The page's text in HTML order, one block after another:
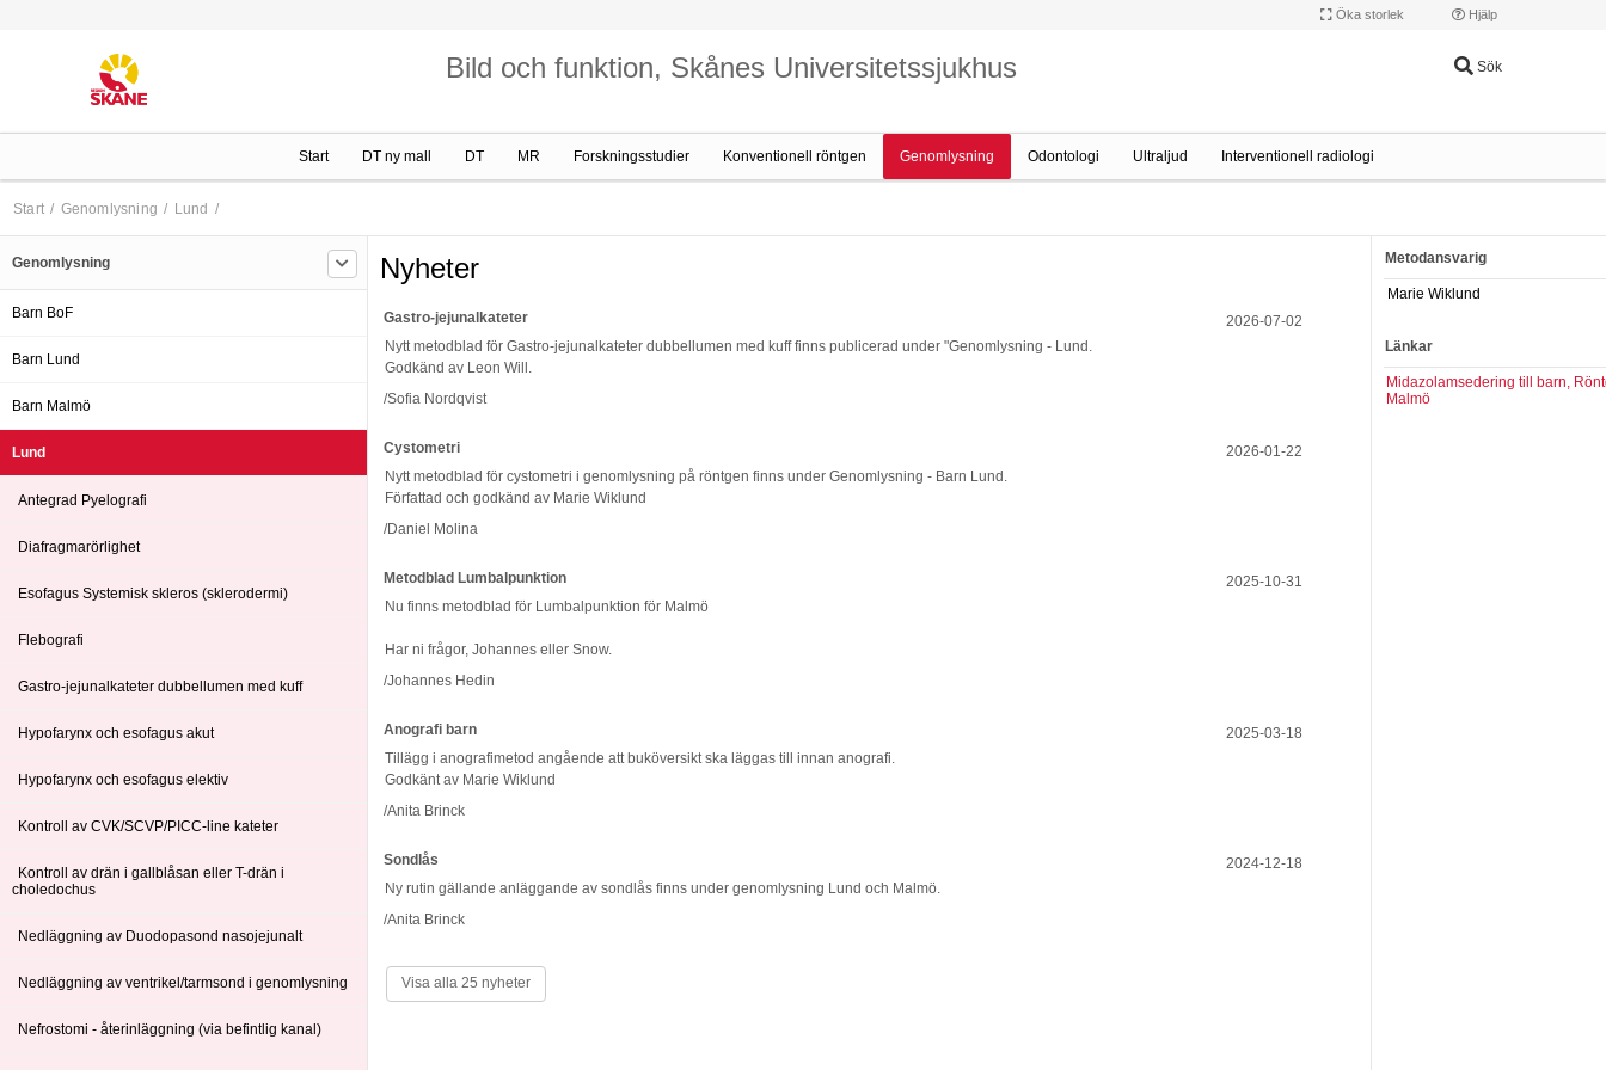
Öka storlek Hjälp
Bild och funktion, Skånes Universitetssjukhus Sök
Start DT ny mall DT MR Forskningsstudier Konventionell röntgen Genomlysning Odontologi Ultraljud Interventionell radiologi
Start / Genomlysning / Lund /
Genomlysning
Barn BoF
Barn Lund
Barn Malmö
Lund
Antegrad Pyelografi
Diafragmarörlighet
Esofagus Systemisk skleros (sklerodermi)
Flebografi
Gastro-jejunalkateter dubbellumen med kuff
Hypofarynx och esofagus akut
Hypofarynx och esofagus elektiv
Kontroll av CVK/SCVP/PICC-line kateter
Kontroll av drän i gallblåsan eller T-drän i
choledochus
Nedläggning av Duodopasond nasojejunalt
Nedläggning av ventrikel/tarmsond i genomlysning
Nefrostomi - återinläggning (via befintlig kanal)
Nyheter
Gastro-jejunalkateter
Nytt metodblad för Gastro-jejunalkateter dubbellumen med kuff finns publicerad under "Genomlysning - Lund.
Godkänd av Leon Will.
/Sofia Nordqvist
2026-07-02
Cystometri
Nytt metodblad för cystometri i genomlysning på röntgen finns under Genomlysning - Barn Lund.
Författad och godkänd av Marie Wiklund
/Daniel Molina
2026-01-22
Metodblad Lumbalpunktion
Nu finns metodblad för Lumbalpunktion för Malmö
Har ni frågor, Johannes eller Snow.
/Johannes Hedin
2025-10-31
Anografi barn
Tillägg i anografimetod angående att buköversikt ska läggas till innan anografi.
Godkänt av Marie Wiklund
/Anita Brinck
2025-03-18
Sondlås
Ny rutin gällande anläggande av sondlås finns under genomlysning Lund och Malmö.
/Anita Brinck
2024-12-18
Visa alla 25 nyheter
Metodansvarig
Marie Wiklund
Länkar
Midazolamsedering till barn,
Malmö